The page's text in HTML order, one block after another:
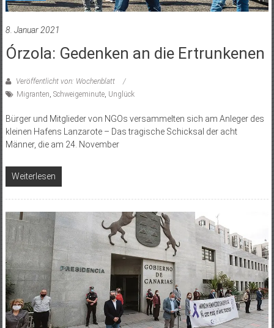
8. Januar 2021
Órzola: Gedenken an die Ertrunkenen
Veröffentlicht von: Wochenblatt
Migranten, Schweigeminute, Unglück
Bürger und Mitglieder von NGOs versammelten sich am Anleger des
kleinen Hafens Lanzarote – Das tragische Schicksal der acht
Männer, die am 24. November
Weiterlesen